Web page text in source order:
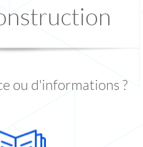
ou d'informations ?